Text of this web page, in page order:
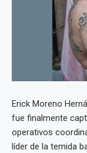
Erick Moreno
fue finalmente
operativos
líder de la temida